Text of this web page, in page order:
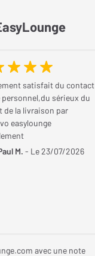
satisfait du contact
personnel,du sérieux du
de la livraison par
easylounge
M. - Le 23/07/2026
avec une note